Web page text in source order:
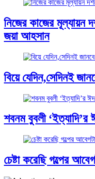
নিজের কাজের মূল্যায়ন
জয়া আহসান
বিয়ে যেদিন,সেদিনই
শবনম বুবলী
চেষ্টা করেছি গল্পের